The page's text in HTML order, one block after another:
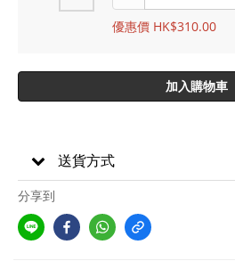
優惠價 HK$310.00
加入購物車
送貨方式
分享到